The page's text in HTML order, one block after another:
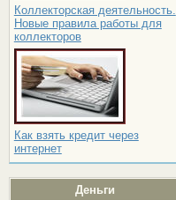
Коллекторская деятельность.
Новые правила работы для
коллекторов
Как взять кредит через
интернет
Деньги